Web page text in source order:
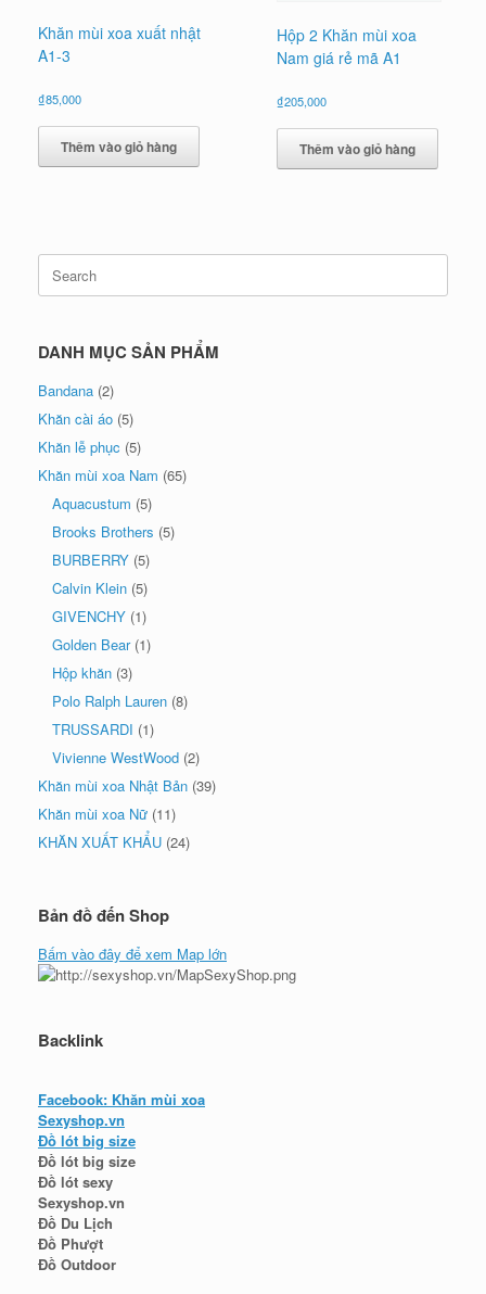
Khăn mùi xoa xuất nhật
A1-3
₫85,000
Thêm vào giỏ hàng
Hộp 2 Khăn mùi xoa
Nam giá rẻ mã A1
₫205,000
Thêm vào giỏ hàng
Search
for:
DANH MỤC SẢN PHẨM
Bandana (2)
Khăn cài áo (5)
Khăn lễ phục (5)
Khăn mùi xoa Nam (65)
Aquacustum (5)
Brooks Brothers (5)
BURBERRY (5)
Calvin Klein (5)
GIVENCHY (1)
Golden Bear (1)
Hộp khăn (3)
Polo Ralph Lauren (8)
TRUSSARDI (1)
Vivienne WestWood (2)
Khăn mùi xoa Nhật Bản (39)
Khăn mùi xoa Nữ (11)
KHĂN XUẤT KHẨU (24)
Bản đồ đến Shop
Bấm vào đây để xem Map lớn
Backlink
Facebook: Khăn mùi xoa
Sexyshop.vn
Đồ lót big size
Đồ lót big size
Đồ lót sexy
Sexyshop.vn
Đồ Du Lịch
Đồ Phượt
Đồ Outdoor